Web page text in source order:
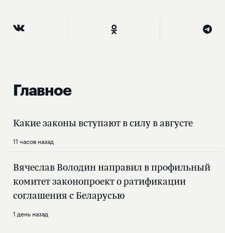
Главное
Какие законы вступают в силу в августе
11 часов назад
Вячеслав Володин направил в профильный
комитет законопроект о ратификации
соглашения с Беларусью
1 день назад